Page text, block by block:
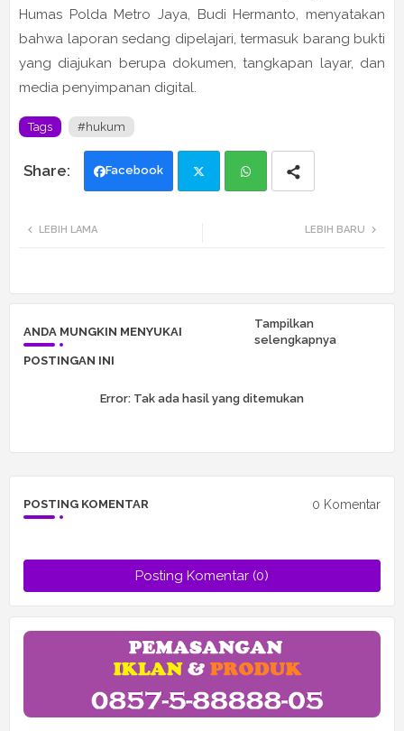
Humas Polda Metro Jaya, Budi Hermanto, menyatakan
bahwa laporan sedang dipelajari, termasuk barang bukti
yang diajukan berupa dokumen, tangkapan layar, dan
media penyimpanan digital.
Tags #hukum
Facebook
LEBIH BARU
LEBIH LAMA
ANDA MUNGKIN MENYUKAI
POSTINGAN INI
Tampilkan
selengkapnya
Error: Tak ada hasil yang ditemukan
POSTING KOMENTAR 0 Komentar
Posting Komentar (0)